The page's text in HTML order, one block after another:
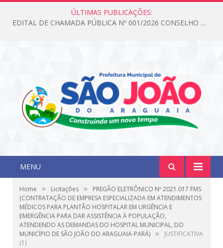
ÚLTIMAS PUBLICAÇÕES:
EDITAL DE CHAMADA PÚBLICA Nº 001/2026 CONSELHO DOS DIREITOS DA CRIANÇA E DO ADOLESCENTE
MENU
Home » Licitações »
PREGÃO ELETRÔNICO Nº 2021.017 FMS
(CONTRATAÇÃO DE EMPRESA ESPECIALIZADA EM ATENDIMENTOS
MÉDICOS PARA PLANTÃO HOSPITALAR EM URGÊNCIA E
EMERGÊNCIA PARA DAR ASSISTÊNCIA À POPULAÇÃO,
ATENDENDO AS DEMANDAS DO HOSPITAL MUNICIPAL, DO
MUNICÍPIO DE SÃO JOÃO DO ARAGUAIA-PARÁ) »
JUSTIFICATIVA
(1)